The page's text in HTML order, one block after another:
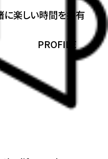
楽しい時間を共有
PROFILE